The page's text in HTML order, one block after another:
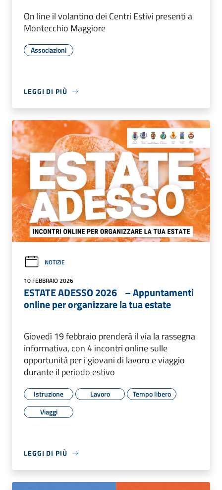
On line il volantino dei Centri Estivi presenti a
Montecchio Maggiore
Associazioni
LEGGI DI PIÙ
NOTIZIE
10 FEBBRAIO 2026
ESTATE ADESSO 2026 – Appuntamenti
online per organizzare la tua estate
Giovedì 19 febbraio prenderà il via la rassegna
informativa, con 4 incontri online sulle
opportunità per i giovani di lavoro e viaggio
durante il periodo estivo
Istruzione Lavoro
Tempo libero
Viaggi
LEGGI DI PIÙ